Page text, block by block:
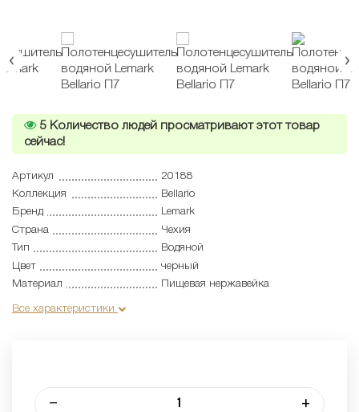
5 Количество людей просматривают этот товар
сейчас!
Артикул
20188
Коллекция
Bellario
Бренд
Lemark
Страна
Чехия
Тип
Водяной
Цвет
черный
Материал
Пищевая нержавейка
Все характеристики
– +